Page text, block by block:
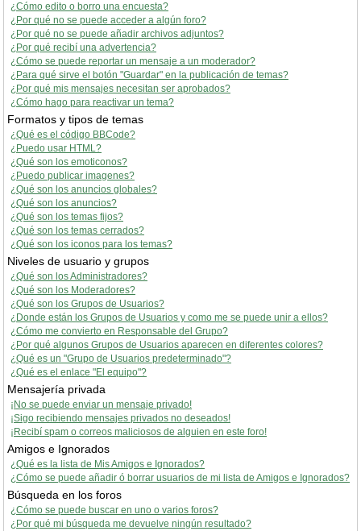
¿Cómo edito o borro una encuesta?
¿Por qué no se puede acceder a algún foro?
¿Por qué no se puede añadir archivos adjuntos?
¿Por qué recibí una advertencia?
¿Cómo se puede reportar un mensaje a un moderador?
¿Para qué sirve el botón "Guardar" en la publicación de temas?
¿Por qué mis mensajes necesitan ser aprobados?
¿Cómo hago para reactivar un tema?
Formatos y tipos de temas
¿Qué es el código BBCode?
¿Puedo usar HTML?
¿Qué son los emoticonos?
¿Puedo publicar imagenes?
¿Qué son los anuncios globales?
¿Qué son los anuncios?
¿Qué son los temas fijos?
¿Qué son los temas cerrados?
¿Qué son los iconos para los temas?
Niveles de usuario y grupos
¿Qué son los Administradores?
¿Qué son los Moderadores?
¿Qué son los Grupos de Usuarios?
¿Donde están los Grupos de Usuarios y como me se puede unir a ellos?
¿Cómo me convierto en Responsable del Grupo?
¿Por qué algunos Grupos de Usuarios aparecen en diferentes colores?
¿Qué es un "Grupo de Usuarios predeterminado"?
¿Qué es el enlace "El equipo"?
Mensajería privada
¡No se puede enviar un mensaje privado!
¡Sigo recibiendo mensajes privados no deseados!
¡Recibí spam o correos maliciosos de alguien en este foro!
Amigos e Ignorados
¿Qué es la lista de Mis Amigos e Ignorados?
¿Cómo se puede añadir ó borrar usuarios de mi lista de Amigos e Ignorados?
Búsqueda en los foros
¿Cómo se puede buscar en uno o varios foros?
¿Por qué mi búsqueda me devuelve ningún resultado?